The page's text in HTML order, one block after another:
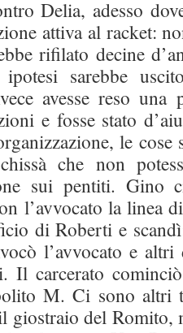
Delia, adesso
attiva al racket:
rifilato decine
sarebbe
avesse reso una
e fosse stato
le cose
che non
sui pentiti. Gino
l’avvocato la linea
di Roberti e
l’avvocato e
Il carcerato
M. Ci sono altri
giostraio del Romito,